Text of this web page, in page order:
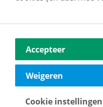
Vestdijk 180
5611 CZ Eindhoven
040-2696949
Accepteer
Weigeren
Cookie instellingen